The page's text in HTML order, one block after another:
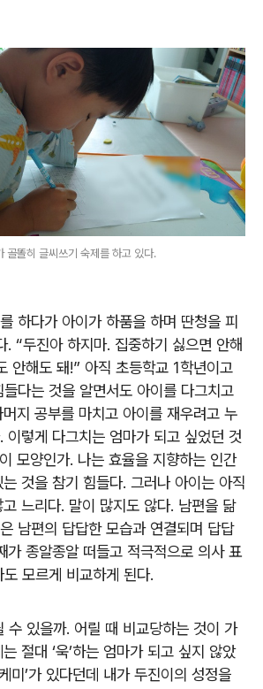
골똘히 글씨쓰기 숙제를 하고 있다.
하다가 아이가 하품을 하며 딴청을 피
. “두진아 하지마. 집중하기 싫으면 안해
안해도 돼!” 아직 초등학교 1학년이고
다는 것을 알면서도 아이를 다그치고
지 공부를 마치고 아이를 재우려고 누
이렇게 다그치는 엄마가 되고 싶었던 것
모양인가. 나는 효율을 지향하는 인간
것을 참기 힘들다. 그러나 아이는 아직
느리다. 말이 많지도 않다. 남편을 닮
남편의 답답한 모습과 연결되며 답답
가 종알종알 떠들고 적극적으로 의사 표
모르게 비교하게 된다.
수 있을까. 어릴 때 비교당하는 것이 가
절대 ‘욱’하는 엄마가 되고 싶지 않았
미’가 있다던데 내가 두진이의 성정을